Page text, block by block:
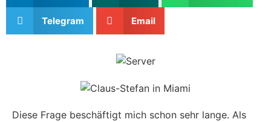
Telegram Email
Diese Frage beschäftigt mich schon sehr lange. Als